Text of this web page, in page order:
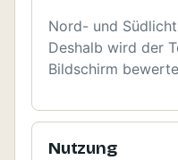
Nord- und
Deshalb wird der
Bildschirm
Nutzung